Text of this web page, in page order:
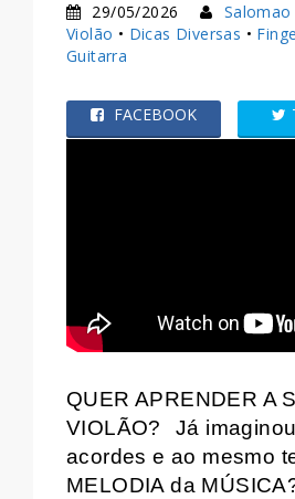
29/05/2026 Salomao
Violão • Dicas Diversas •
Guitarra
FACEBOOK
QUER APRENDER A
VIOLÃO?
Já
acordes e ao mesmo
MELODIA da